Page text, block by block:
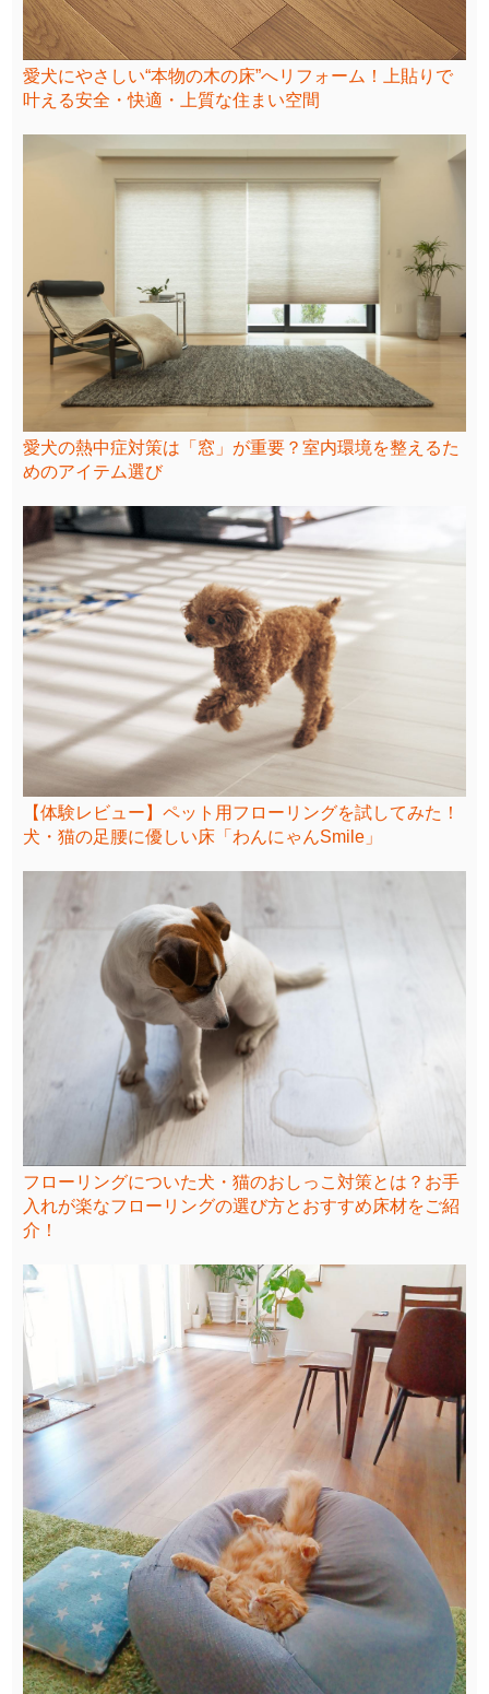
愛犬にやさしい“本物の木の床”へリフォーム！上貼りで
叶える安全・快適・上質な住まい空間
愛犬の熱中症対策は「窓」が重要？室内環境を整えるた
めのアイテム選び
【体験レビュー】ペット用フローリングを試してみた！
犬・猫の足腰に優しい床「わんにゃんSmile」
フローリングについた犬・猫のおしっこ対策とは？お手
入れが楽なフローリングの選び方とおすすめ床材をご紹
介！